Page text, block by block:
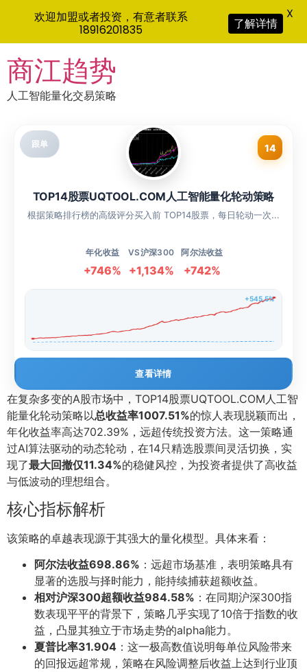
to
content
商江趋势
人工智能量化交易策略
跟单 14
TOP14股票UQTOOL.COM人工智能量化轮动策略
根据策略排行榜的高级评分买入前 TOP14股票，每日轮动一次...
年化收益
+746%
VS沪深300
+1,134%
阿尔法收益
+742%
+545.5%
查看详情
在复杂多变的A股市场中，TOP14股票UQTOOL.COM人工智
能量化轮动策略以总收益率1007.51%的惊人表现脱颖而出，
年化收益率高达702.39%，远超传统投资方法。这一策略通
过AI算法驱动的动态轮动，在14只精选股票间灵活切换，实
现了最大回撤仅11.34%的稳健风控，为投资者提供了高收益
与低波动的理想组合。
核心指标解析
该策略的卓越表现源于其强大的量化模型。具体来看：
阿尔法收益698.86% ：远超市场基准，表明策略具有
显著的选股与择时能力，能持续捕获超额收益。
相对沪深300超额收益984.58% ：在同期沪深300指
数表现平平的背景下，策略几乎实现了10倍于指数的收
益，凸显其独立于市场走势的alpha能力。
夏普比率31.904 ：这一极高数值说明每单位风险带来
的回报远超常规，策略在风险调整后收益上达到行业顶
欢迎加盟或者投资，有意者联系
18916201835
了解详情
X